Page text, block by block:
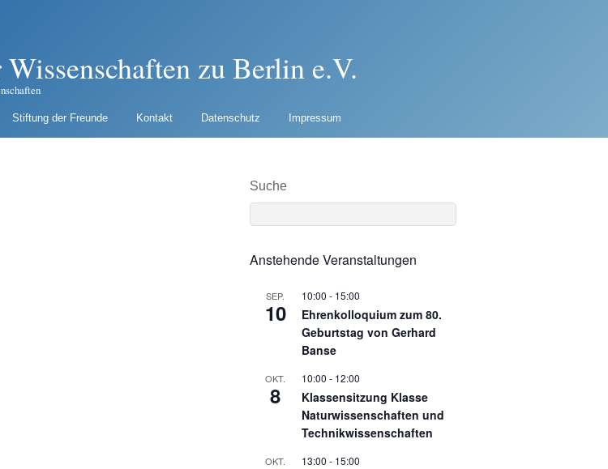
zu Berlin e.V.
Stiftung der Freunde Kontakt Datenschutz Impressum
Suche
Anstehende Veranstaltungen
SEP.
10
10:00 - 15:00
Ehrenkolloquium zum 80.
Geburtstag von Gerhard
Banse
OKT.
8
10:00 - 12:00
Klassensitzung Klasse
Naturwissenschaften und
Technikwissenschaften
OKT. 13:00 - 15:00